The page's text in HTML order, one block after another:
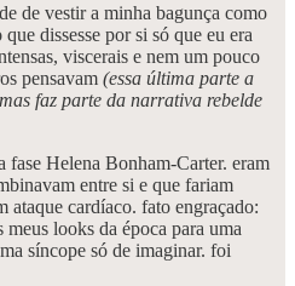
de vestir a minha bagunça como
dissesse por si só que eu era
viscerais e nem um pouco
pensavam (essa última parte a
faz parte da narrativa rebelde
fase Helena Bonham-Carter. eram
entre si e que fariam
ataque cardíaco. fato engraçado:
looks da época para uma
síncope só de imaginar. foi